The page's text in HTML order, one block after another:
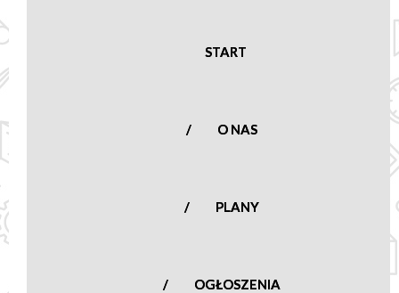
(46) 861 23
START
O NAS
PLANY
OGŁOSZENIA